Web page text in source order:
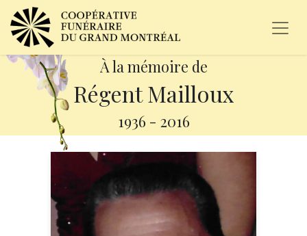
À la mémoire de
Régent Mailloux
1936 - 2016